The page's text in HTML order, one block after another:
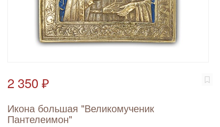
2 350 ₽
Икона большая "Великомученик
Пантелеимон"